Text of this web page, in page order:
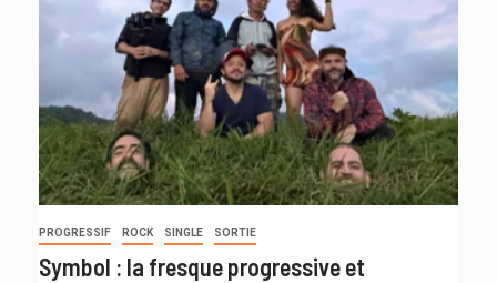
PROGRESSIF ROCK SINGLE SORTIE
Symbol : la fresque progressive et